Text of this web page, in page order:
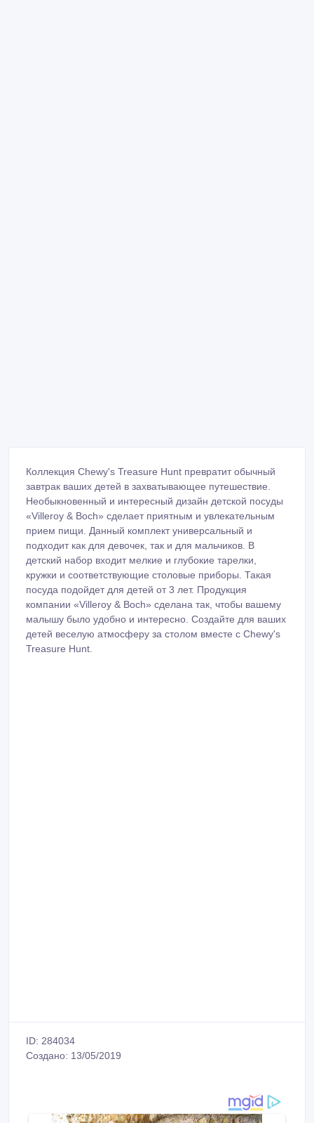
Коллекция Chewy's Treasure Hunt превратит обычный
завтрак ваших детей в захватывающее путешествие.
Необыкновенный и интересный дизайн детской посуды
«Villeroy & Boch» сделает приятным и увлекательным
прием пищи. Данный комплект универсальный и
подходит как для девочек, так и для мальчиков. В
детский набор входит мелкие и глубокие тарелки,
кружки и соответствующие столовые приборы. Такая
посуда подойдет для детей от 3 лет. Продукция
компании «Villeroy & Boch» сделана так, чтобы вашему
малышу было удобно и интересно. Создайте для ваших
детей веселую атмосферу за столом вместе с Chewy's
Treasure Hunt.
ID: 284034
Создано: 13/05/2019